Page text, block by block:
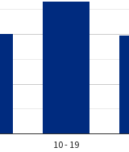
10 - 19